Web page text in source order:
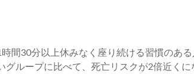
間30分以上休みなく座り続ける習慣のあ
グループに比べて、死亡リスクが2倍近く